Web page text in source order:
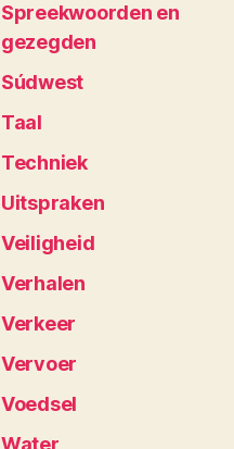
Spreekwoorden en
gezegden
Súdwest
Taal
Techniek
Uitspraken
Veiligheid
Verhalen
Verkeer
Vervoer
Voedsel